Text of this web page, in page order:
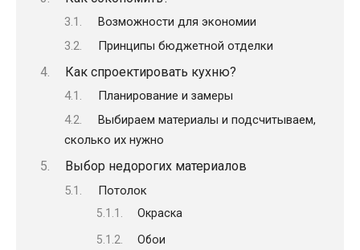
Возможности для экономии
Принципы бюджетной отделки
Как спроектировать кухню?
Планирование и замеры
Выбираем материалы и подсчитываем,
сколько их нужно
Выбор недорогих материалов
Потолок
Окраска
Обои